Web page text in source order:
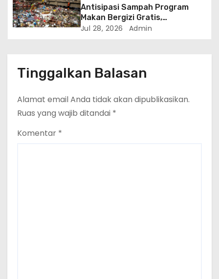
Antisipasi Sampah Program
Makan Bergizi Gratis,
Kementerian LH Gandeng ITS
Jul 28, 2026 Admin
Tinggalkan Balasan
Alamat email Anda tidak akan dipublikasikan.
Ruas yang wajib ditandai *
Komentar *